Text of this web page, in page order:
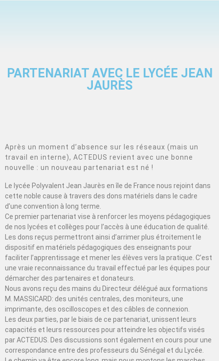
PARTENARIAT AVEC LE LYCÉE JEAN
JAURÈS
Après un moment d’absence sur les réseaux (mais un
travail en interne), ACTEDUS revient avec une bonne
nouvelle : un nouveau partenariat est né !
Le lycée Polyvalent Jean Jaurès en île de France nous rejoint dans
cette noble cause à travers des dons matériels dans le cadre
d’une convention à long terme.
Ce premier partenariat vise à renforcer les moyens pédagogiques
de nos lycées et collèges pour l’accès à une éducation de qualité.
Les dons reçus permettront ainsi d’arrimer plus étroitement le
dispositif en matériels pédagogiques des enseignants pour
faciliter l’apprentissage et mener les élèves vers la pratique. C’est
une vraie reconnaissance du travail effectué par les équipes pour
démarcher des partenaires et donateurs.
Nous avons reçu des mains du Directeur délégué aux formations
M. MASSICARD: des unités centrales, des moniteurs, une
imprimante, des oscilloscopes et des câbles de connexion.
Les deux parties, par le biais de ce partenariat, unissent leurs
capacités et leurs ressources pour atteindre les objectifs visés
par ACTEDUS. Des discussions sont également en cours pour une
correspondance entre des professeurs du Sénégal et du Lycée.